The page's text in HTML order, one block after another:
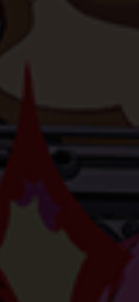
auf unserer Website.
uns helfen, diese Website
über die
Datenschutzerklärung
möglicherweise
stehen.
Cookies. Sie können
sich weitere
Cookies auswählen.
und sind für die